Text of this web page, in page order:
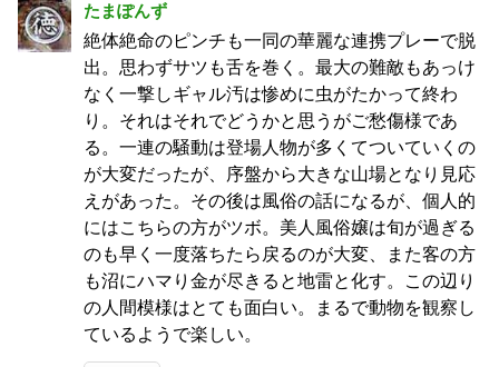
たまぽんず
絶体絶命のピンチも一同の華麗な連携プレーで脱
出。思わずサツも舌を巻く。最大の難敵もあっけ
なく一撃しギャル汚は惨めに虫がたかって終わ
り。それはそれでどうかと思うがご愁傷様であ
る。一連の騒動は登場人物が多くてついていくの
が大変だったが、序盤から大きな山場となり見応
えがあった。その後は風俗の話になるが、個人的
にはこちらの方がツボ。美人風俗嬢は旬が過ぎる
のも早く一度落ちたら戻るのが大変、また客の方
も沼にハマり金が尽きると地雷と化す。この辺り
の人間模様はとても面白い。まるで動物を観察し
ているようで楽しい。